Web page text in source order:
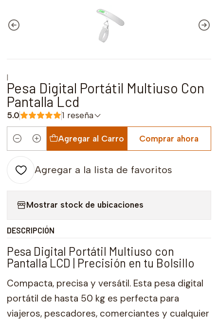
|
Pesa Digital Portátil Multiuso Con
Pantalla Lcd
5.0 1 reseña
Cantidad
Agregar al Carro Comprar ahora
Agregar a la lista de favoritos
Mostrar stock de ubicaciones
DESCRIPCIÓN
Pesa Digital Portátil Multiuso con
Pantalla LCD | Precisión en tu Bolsillo
Compacta, precisa y versátil. Esta pesa digital
portátil de hasta 50 kg es perfecta para
viajeros, pescadores, comerciantes y cualquier